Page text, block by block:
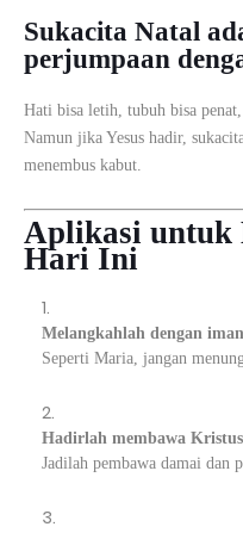
Sukacita Natal
perjumpaan
Hati bisa letih, tubuh bisa
Namun jika Yesus hadir,
menembus kabut.
Aplikasi untuk
Hari Ini
Melangkahlah dengan
Seperti Maria, jangan
Hadirlah membawa
Jadilah pembawa damai dan